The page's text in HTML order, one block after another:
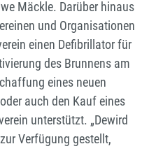
Mäckle. Darüber hinaus
und Organisationen
einen Defibrillator für
des Brunnens am
eines neuen
auch den Kauf eines
unterstützt. „Dewird
Verfügung gestellt,